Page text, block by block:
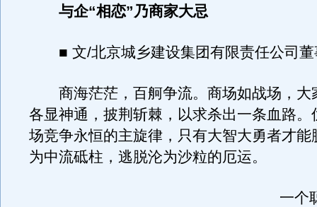
与企“相恋”乃商家大忌
■ 文/北京城乡建设集团有限责任公司董
商海茫茫，百舸争流。商场如战场，大
各显神通，披荆斩棘，以求杀出一条血路。
场竞争永恒的主旋律，只有大智大勇者才能
为中流砥柱，逃脱沦为沙粒的厄运。
一个